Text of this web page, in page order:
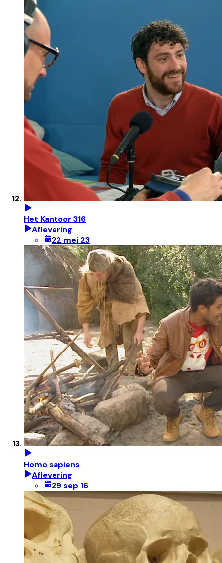
Het Kantoor 316
Aflevering
22 mei 23
Homo sapiens
Aflevering
29 sep 16